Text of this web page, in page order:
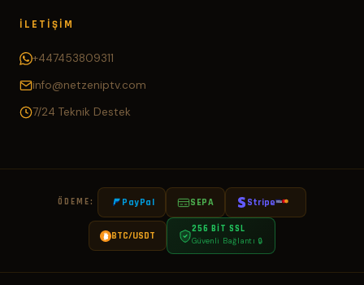
İLETIŞIM
+447453809311
info@netzeniptv.com
7/24 Teknik Destek
ÖDEME: PayPal SEPA Stripe
BTC/USDT
256 BIT SSL
Güvenli Bağlantı 🔒